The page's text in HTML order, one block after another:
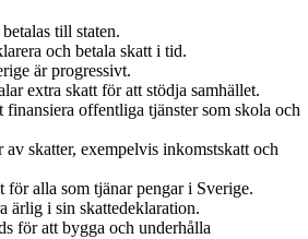
till staten.
och betala skatt i tid.
är progressivt.
extra skatt för att stödja samhället.
finansiera offentliga tjänster som skola och
skatter, exempelvis inkomstskatt och
för alla som tjänar pengar i Sverige.
ärlig i sin skattedeklaration.
för att bygga och underhålla